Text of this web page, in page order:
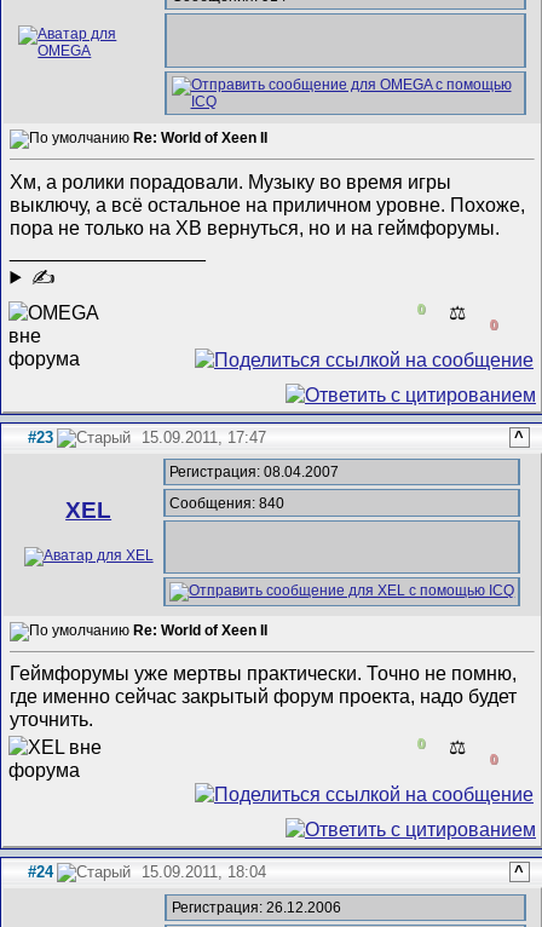
Re: World of Xeen II
Хм, а ролики порадовали. Музыку во время игры
выключу, а всё остальное на приличном уровне. Похоже,
пора не только на ХВ вернуться, но и на геймфорумы.
✍
0 ⚖️
0
#23 15.09.2011, 17:47 ^
XEL
Регистрация: 08.04.2007
Сообщения: 840
Re: World of Xeen II
Геймфорумы уже мертвы практически. Точно не помню,
где именно сейчас закрытый форум проекта, надо будет
уточнить.
0 ⚖️
0
#24 15.09.2011, 18:04 ^
Регистрация: 26.12.2006